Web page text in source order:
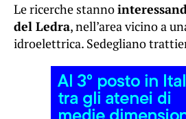
Le ricerche stanno
del Ledra, nell’area vicino a
idroelettrica. Sedegliano